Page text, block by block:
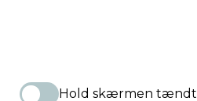
Hold skærmen tændt